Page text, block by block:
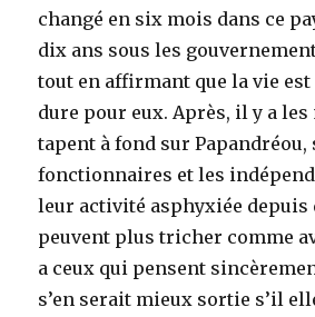
changé en six mois dans ce
dix ans sous les
tout en affirmant que la vie est
dure pour eux. Après, il y a
tapent à fond sur
fonctionnaires et les
leur activité asphyxiée depuis
peuvent plus tricher comme
a ceux qui pensent
s’en serait mieux sortie s’il